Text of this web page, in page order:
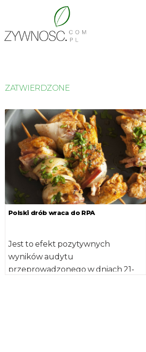
ZATWIERDZONE
Polski drób wraca do RPA
Jest to efekt pozytywnych
wyników audytu
przeprowadzonego w dniach 21-